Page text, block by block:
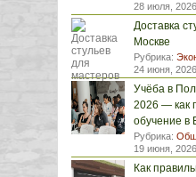
28 июля, 2026
Доставка
Москве
Рубрика:
24 июня, 2026
Учёба в
2026 — как
обучение в
Рубрика:
19 июня, 2026
Как